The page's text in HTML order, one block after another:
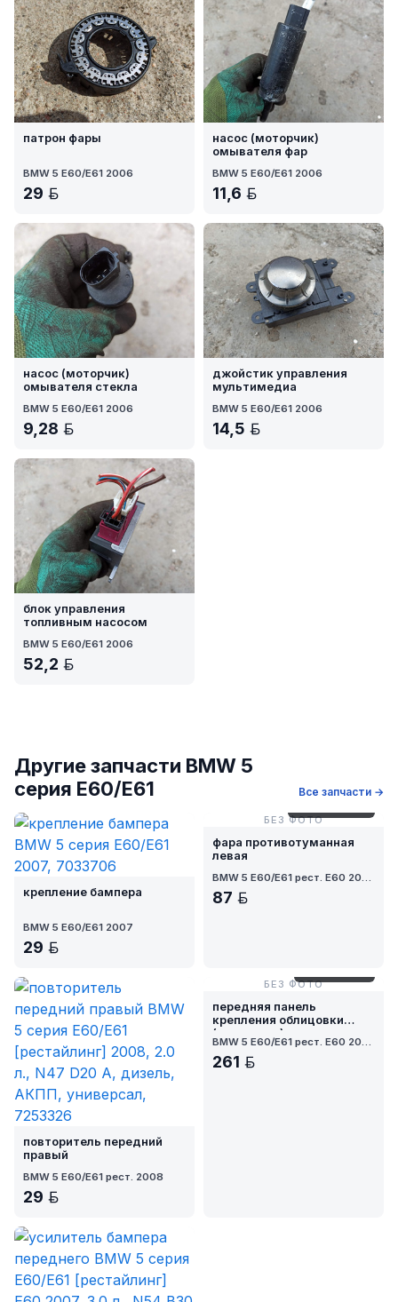
патрон фары
BMW 5 E60/E61 2006
29
насос (моторчик)
омывателя фар
BMW 5 E60/E61 2006
11,6
насос (моторчик)
омывателя стекла
BMW 5 E60/E61 2006
9,28
джойстик управления
мультимедиа
BMW 5 E60/E61 2006
14,5
блок управления
топливным насосом
BMW 5 E60/E61 2006
52,2
Другие запчасти BMW 5
серия E60/E61
Все запчасти →
крепление бампера
BMW 5 E60/E61 2007
29
БЕЗ ФОТО
фара противотуманная
левая
BMW 5 E60/E61 рест. E60 2007
87
повторитель передний
правый
BMW 5 E60/E61 рест. 2008
29
БЕЗ ФОТО
передняя панель
крепления облицовки
(телевизор)
BMW 5 E60/E61 рест. E60 2007
261